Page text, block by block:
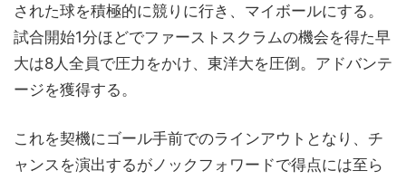
された球を積極的に競りに行き、マイボールにする。
試合開始1分ほどでファーストスクラムの機会を得た早
大は8人全員で圧力をかけ、東洋大を圧倒。アドバンテ
ージを獲得する。
これを契機にゴール手前でのラインアウトとなり、チ
ャンスを演出するがノックフォワードで得点には至ら